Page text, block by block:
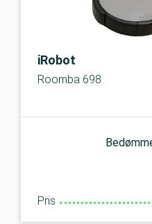
iRobot
Roomba 698
Pris